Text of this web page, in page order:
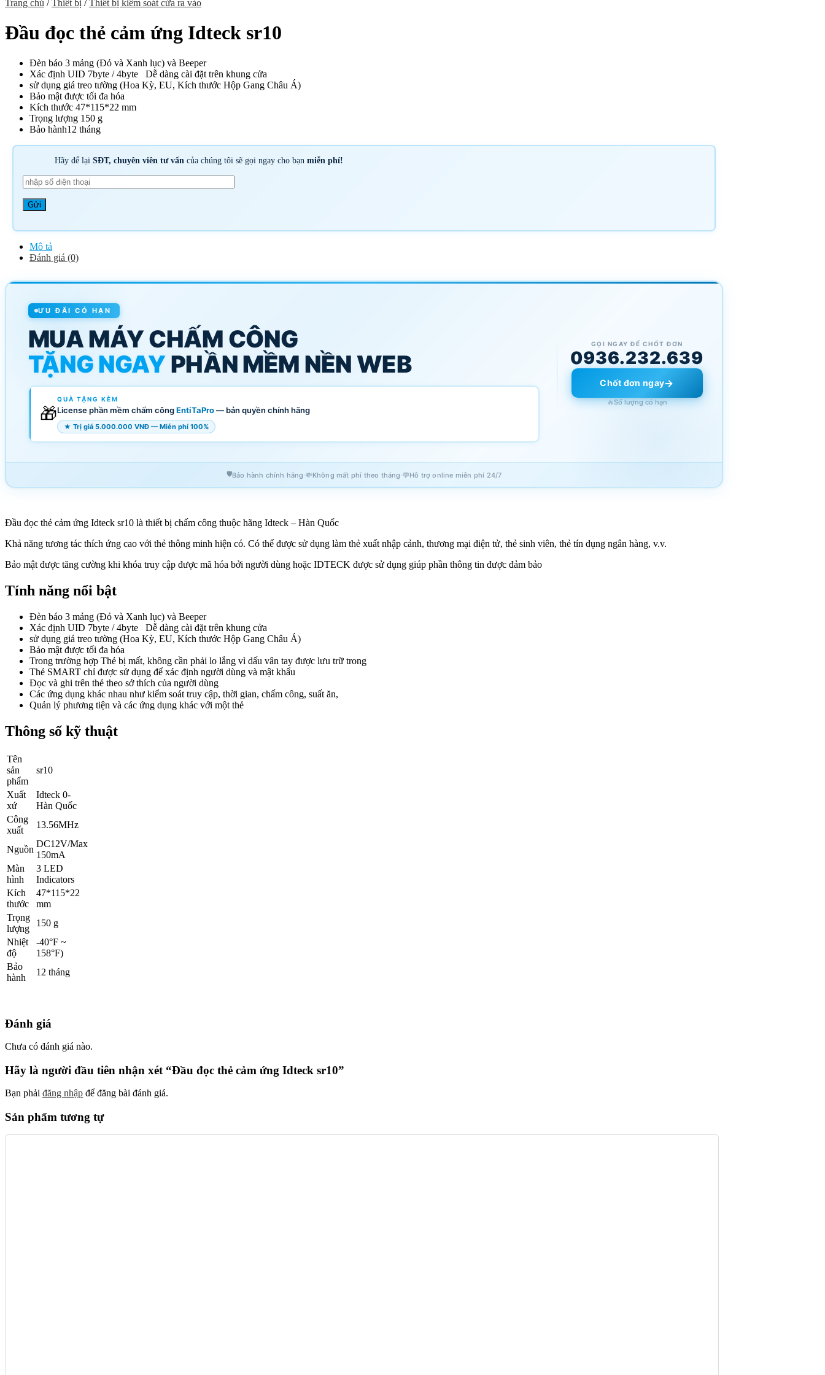
Trang chủ / Thiết bị / Thiết bị kiểm soát cửa ra vào
Đầu đọc thẻ cảm ứng Idteck sr10
Đèn báo 3 mảng (Đỏ và Xanh lục) và Beeper
Xác định UID 7byte / 4byte
Dễ dàng cài đặt trên khung cửa
sử dụng giá treo tường (Hoa Kỳ, EU, Kích thước Hộp Gang Châu Á)
Bảo mật được tối đa hóa
Kích thước 47*115*22 mm
Trọng lượng 150 g
Bảo hành12 tháng
Hãy để lạiSĐT, chuyên viên tư vấncủa chúng tôi sẽ gọi ngay cho bạn miễn phí!
Mô tả
Đánh giá (0)
ƯU ĐÃI CÓ HẠN
MUA MÁY CHẤM CÔNG
TẶNG NGAYPHẦN MỀM NỀN WEB
🎁
QUÀ TẶNG KÈM
License phần mềm chấm côngEntiTaPro— bản quyền chính hãng
★ Trị giá 5.000.000 VNĐ — Miễn phí 100%
GỌI NGAY ĐỂ CHỐT ĐƠN
0936.232.639
Chốt đơn ngay→
🔥Số lượng có hạn
🛡️Bảo hành chính hãng ·💸Không mất phí theo tháng ·💬Hỗ trợ online miễn phí 24/7
Đầu đọc thẻ cảm ứng Idteck sr10 là thiết bị chấm công thuộc hãng Idteck – Hàn Quốc
Khả năng tương tác thích ứng cao với thẻ thông minh hiện có. Có thể được sử dụng làm thẻ xuất nhập cảnh, thương mại điện tử, thẻ sinh viên, thẻ tín dụng ngân hàng, v.v.
Bảo mật được tăng cường khi khóa truy cập được mã hóa bởi người dùng hoặc IDTECK được sử dụng giúp phần thông tin được đảm bảo
Tính năng nổi bật
Đèn báo 3 mảng (Đỏ và Xanh lục) và Beeper
Xác định UID 7byte / 4byte
Dễ dàng cài đặt trên khung cửa
sử dụng giá treo tường (Hoa Kỳ, EU, Kích thước Hộp Gang Châu Á)
Bảo mật được tối đa hóa
Trong trường hợp Thẻ bị mất, không cần phải lo lắng vì dấu vân tay được lưu trữ trong
Thẻ SMART chỉ được sử dụng để xác định người dùng và mật khẩu
Đọc và ghi trên thẻ theo sở thích của người dùng
Các ứng dụng khác nhau như kiểm soát truy cập, thời gian, chấm công, suất ăn,
Quản lý phương tiện và các ứng dụng khác với một thẻ
Thông số kỹ thuật
Tên
sản
phẩm
sr10
Xuất
xứ
Idteck 0-
Hàn Quốc
Công
xuất
13.56MHz
Nguồn
DC12V/Max
150mA
Màn
hình
3 LED
Indicators
Kích
thước
47*115*22
mm
Trọng
lượng
150 g
Nhiệt
độ
-40°F ~
158°F)
Bảo
hành
12 tháng
Đánh giá
Chưa có đánh giá nào.
Hãy là người đầu tiên nhận xét “Đầu đọc thẻ cảm ứng Idteck sr10”
Bạn phải đăng nhập để đăng bài đánh giá.
Sản phẩm tương tự